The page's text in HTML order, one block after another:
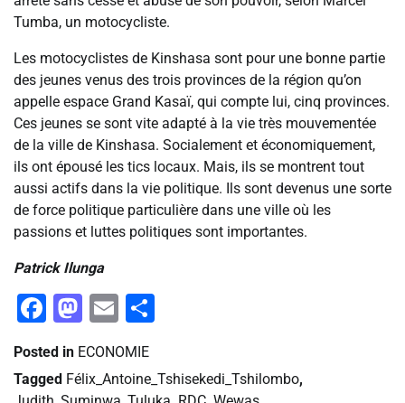
Tumba, un motocycliste.
Les motocyclistes de Kinshasa sont pour une bonne partie
des jeunes venus des trois provinces de la région qu’on
appelle espace Grand Kasaï, qui compte lui, cinq provinces.
Ces jeunes se sont vite adapté à la vie très mouvementée
de la ville de Kinshasa. Socialement et économiquement,
ils ont épousé les tics locaux. Mais, ils se montrent tout
aussi actifs dans la vie politique. Ils sont devenus une sorte
de force politique particulière dans une ville où les
passions et luttes politiques sont importantes.
Patrick Ilunga
Facebook
Mastodon
Email
Posted in ECONOMIE
Tagged Félix_Antoine_Tshisekedi_Tshilombo,